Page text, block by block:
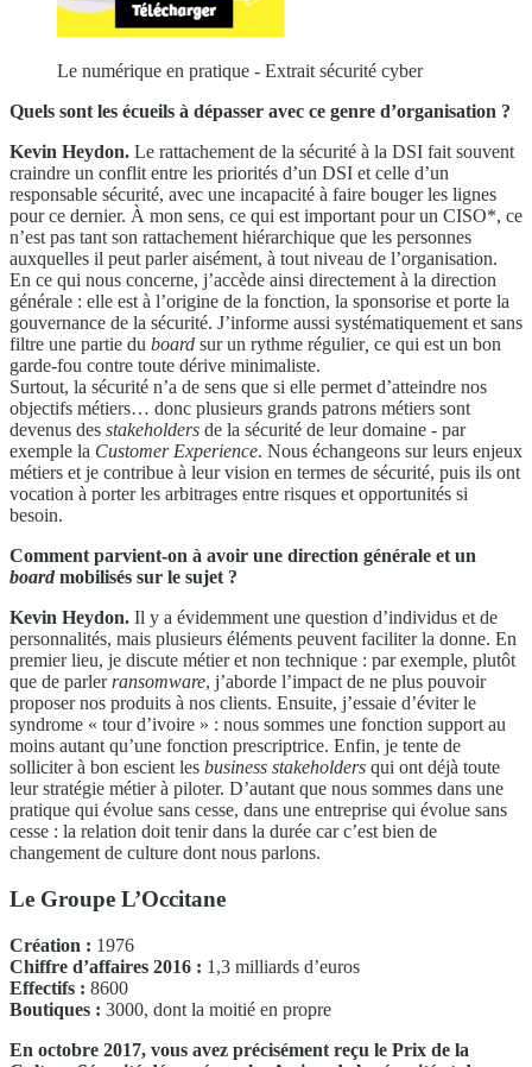
Le numérique en pratique - Extrait sécurité cyber
Quels sont les écueils à dépasser avec ce genre d’organisation ?
Kevin Heydon. Le rattachement de la sécurité à la DSI fait souvent
craindre un conflit entre les priorités d’un DSI et celle d’un
responsable sécurité, avec une incapacité à faire bouger les lignes
pour ce dernier. À mon sens, ce qui est important pour un CISO*, ce
n’est pas tant son rattachement hiérarchique que les personnes
auxquelles il peut parler aisément, à tout niveau de l’organisation.
En ce qui nous concerne, j’accède ainsi directement à la direction
générale : elle est à l’origine de la fonction, la sponsorise et porte la
gouvernance de la sécurité. J’informe aussi systématiquement et sans
filtre une partie du board sur un rythme régulier, ce qui est un bon
garde-fou contre toute dérive minimaliste.
Surtout, la sécurité n’a de sens que si elle permet d’atteindre nos
objectifs métiers… donc plusieurs grands patrons métiers sont
devenus des stakeholders de la sécurité de leur domaine - par
exemple la Customer Experience. Nous échangeons sur leurs enjeux
métiers et je contribue à leur vision en termes de sécurité, puis ils ont
vocation à porter les arbitrages entre risques et opportunités si
besoin.
Comment parvient-on à avoir une direction générale et un
board mobilisés sur le sujet ?
Kevin Heydon. Il y a évidemment une question d’individus et de
personnalités, mais plusieurs éléments peuvent faciliter la donne. En
premier lieu, je discute métier et non technique : par exemple, plutôt
que de parlerransomware, j’aborde l’impact de ne plus pouvoir
proposer nos produits à nos clients. Ensuite, j’essaie d’éviter le
syndrome « tour d’ivoire » : nous sommes une fonction support au
moins autant qu’une fonction prescriptrice. Enfin, je tente de
solliciter à bon escient les business stakeholders qui ont déjà toute
leur stratégie métier à piloter. D’autant que nous sommes dans une
pratique qui évolue sans cesse, dans une entreprise qui évolue sans
cesse : la relation doit tenir dans la durée car c’est bien de
changement de culture dont nous parlons.
Le Groupe L’Occitane
Création : 1976
Chiffre d’affaires 2016 : 1,3 milliards d’euros
Effectifs : 8600
Boutiques : 3000, dont la moitié en propre
En octobre 2017, vous avez précisément reçu le Prix de la